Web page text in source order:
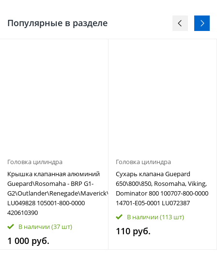
Популярные в разделе
Головка цилиндра
Крышка клапанная алюминий
Guepard\Rosomaha - BRP G1-
G2\Outlander\Renegade\Maverick\Commander
LU049828 105001-800-0000
420610390
В наличии(37 шт)
1 000 руб.
Головка цилиндра
Сухарь клапана Guepard
650\800\850, Rosomaha, Viking,
Dominator 800 100707-800-0000
14701-E05-0001 LU072387
В наличии(113 шт)
110 руб.